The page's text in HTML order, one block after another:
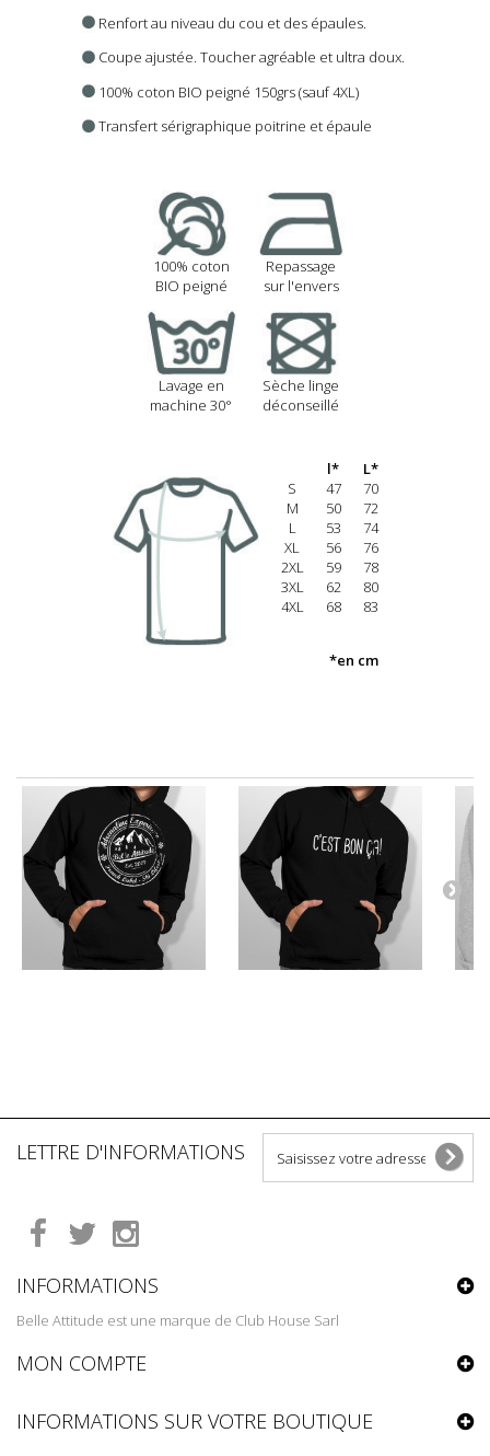
Renfort au niveau du cou et des épaules.
Coupe ajustée. Toucher agréable et ultra doux.
100% coton BIO peigné 150grs (sauf 4XL)
Transfert sérigraphique poitrine et épaule
100% coton
BIO peigné
Lavage en
machine 30°
Repassage
sur l'envers
Sèche linge
déconseillé
S
M
L
XL
2XL
3XL
4XL
l*
47
50
53
56
59
62
68
L*
70
72
74
76
78
80
83
*en cm
30 AUTRES PRODUITS DANS LA MÊME CATÉGORIE :
LETTRE D'INFORMATIONS
INFORMATIONS
Belle Attitude est une marque de Club House Sarl
MON COMPTE
INFORMATIONS SUR VOTRE BOUTIQUE